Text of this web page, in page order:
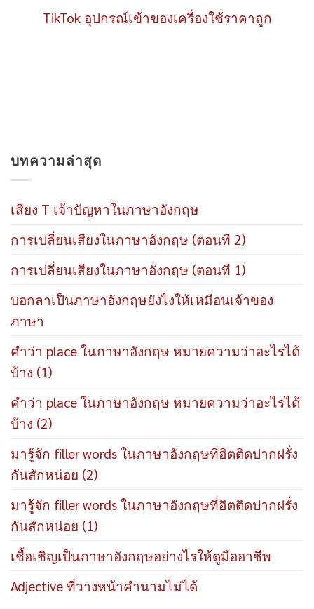
TikTok อุปกรณ์เข้าของเครื่องใช้ราคาถูก
บทความล่าสุด
เสียง T เจ้าปัญหาในภาษาอังกฤษ
การเปลี่ยนเสียงในภาษาอังกฤษ (ตอนที 2)
การเปลี่ยนเสียงในภาษาอังกฤษ (ตอนที 1)
บอกลาเป็นภาษาอังกฤษยังไงให้เหมือนเจ้าของ
ภาษา
คำว่า place ในภาษาอังกฤษ หมายความว่าอะไรได้
บ้าง (1)
คำว่า place ในภาษาอังกฤษ หมายความว่าอะไรได้
บ้าง (2)
มารู้จัก filler words ในภาษาอังกฤษที่ฮิตติดปากฝรั่ง
กันสักหน่อย (2)
มารู้จัก filler words ในภาษาอังกฤษที่ฮิตติดปากฝรั่ง
กันสักหน่อย (1)
เชื้อเชิญเป็นภาษาอังกฤษอย่างไรให้ดูมืออาชีพ
Adjective ที่วางหน้าคำนามไม่ได้